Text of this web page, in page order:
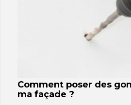
Comment poser des
ma façade ?